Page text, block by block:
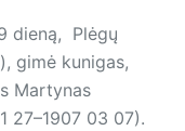
dieną, Plėgų
gimė kunigas,
Martynas
27–1907 03 07).